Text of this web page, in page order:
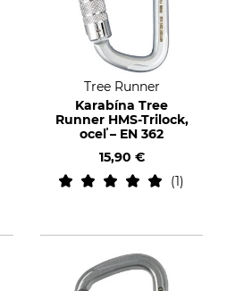
Tree Runner
Karabína Tree
Runner HMS-Trilock,
oceľ – EN 362
15,90 €
1